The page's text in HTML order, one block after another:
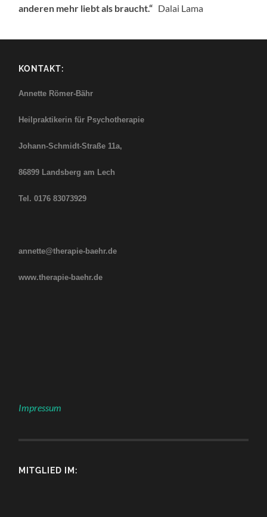
anderen mehr liebt als braucht.“ Dalai Lama
KONTAKT:
Annette Römer-Bähr
Heilpraktikerin für Psychotherapie
Johann-Schmidt-Straße 11a,
86899 Landsberg am Lech
Tel. 0176 83073929
annette@therapie-baehr.de
www.therapie-baehr.de
Impressum
MITGLIED IM: